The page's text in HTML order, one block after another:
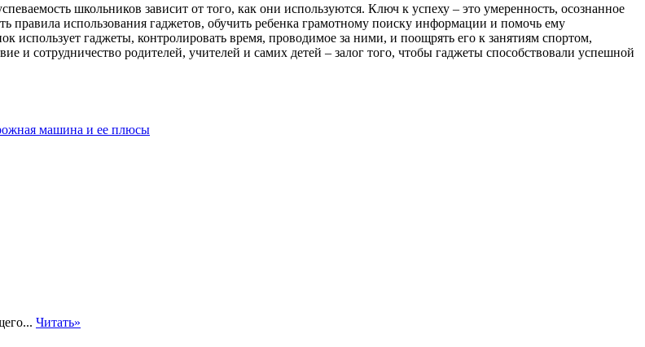
школьников зависит от того, как они используются. Ключ к успеху – это умеренность, осознанное
правила использования гаджетов, обучить ребенка грамотному поиску информации и помочь ему
использует гаджеты, контролировать время, проводимое за ними, и поощрять его к занятиям спортом,
и сотрудничество родителей, учителей и самих детей – залог того, чтобы гаджеты способствовали успешной
машина и ее плюсы
Читать»